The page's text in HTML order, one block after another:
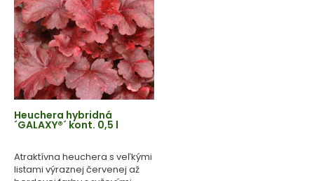
Heuchera hybridná
´GALAXY®´ kont. 0,5 l
Atraktívna heuchera s veľkými
listami výraznej červenej až